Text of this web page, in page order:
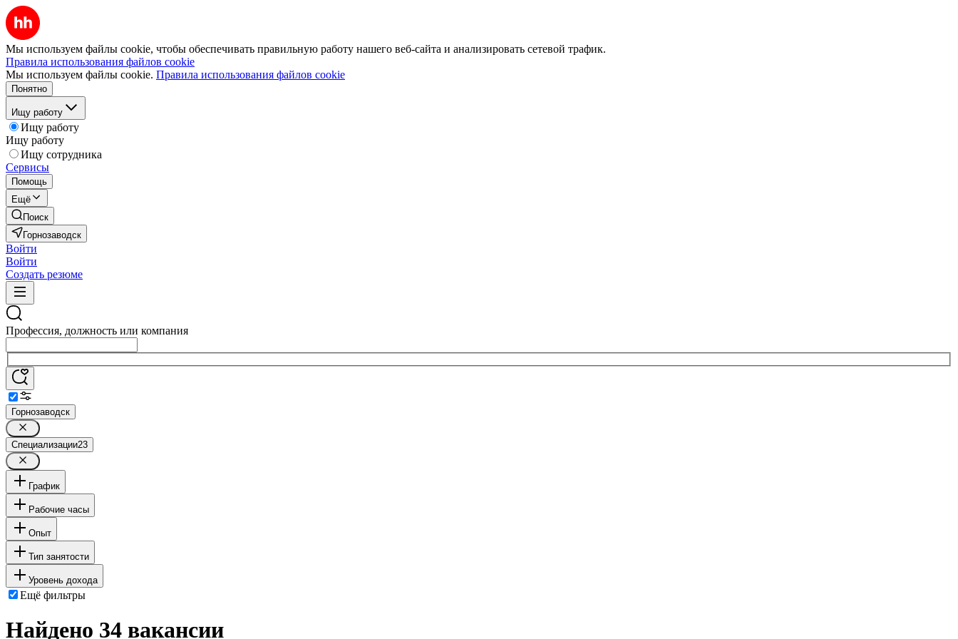
Мы используем файлы cookie, чтобы обеспечивать правильную работу нашего веб-сайта и анализировать сетевой трафик.
Правила использования файлов cookie
Мы используем файлы cookie. Правила использования файлов cookie
Понятно
Ищу работу
Ищу работу
Ищу работу
Ищу сотрудника
Сервисы
Помощь
Ещё
Поиск
Горнозаводск
Войти
Войти
Создать резюме
Профессия, должность или компания
Горнозаводск
Специализации23
График
Рабочие часы
Опыт
Тип занятости
Уровень дохода
Ещё фильтры
Найдено 34 вакансии